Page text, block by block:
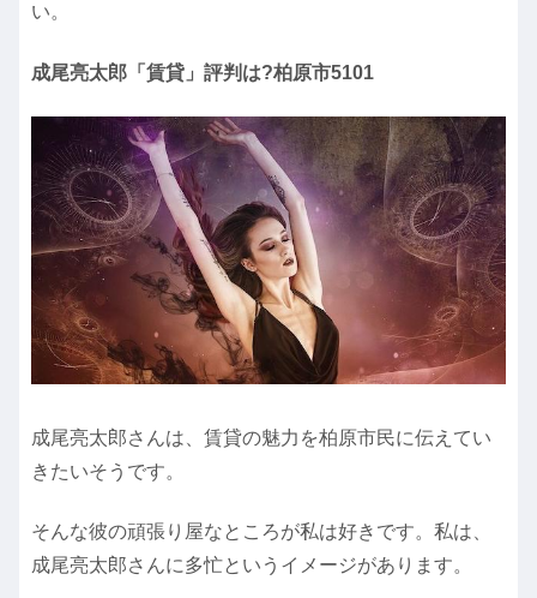
い。
成尾亮太郎「賃貸」評判は?柏原市5101
成尾亮太郎さんは、賃貸の魅力を柏原市民に伝えてい
きたいそうです。
そんな彼の頑張り屋なところが私は好きです。私は、
成尾亮太郎さんに多忙というイメージがあります。